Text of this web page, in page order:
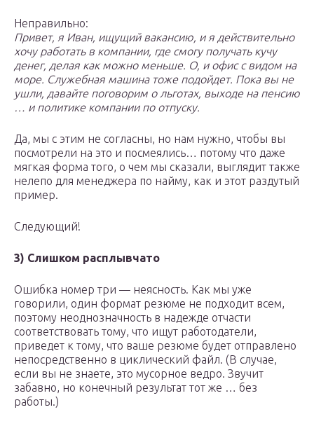
Неправильно:
Привет, я Иван, ищущий вакансию, и я действительно
хочу работать в компании, где смогу получать кучу
денег, делая как можно меньше. О, и офис с видом на
море. Служебная машина тоже подойдет. Пока вы не
ушли, давайте поговорим о льготах, выходе на пенсию
… и политике компании по отпуску.
Да, мы с этим не согласны, но нам нужно, чтобы вы
посмотрели на это и посмеялись… потому что даже
мягкая форма того, о чем мы сказали, выглядит также
нелепо для менеджера по найму, как и этот раздутый
пример.
Следующий!
3) Слишком расплывчато
Ошибка номер три — неясность. Как мы уже
говорили, один формат резюме не подходит всем,
поэтому неоднозначность в надежде отчасти
соответствовать тому, что ищут работодатели,
приведет к тому, что ваше резюме будет отправлено
непосредственно в циклический файл. (В случае,
если вы не знаете, это мусорное ведро. Звучит
забавно, но конечный результат тот же … без
работы.)